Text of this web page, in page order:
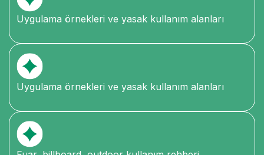
Uygulama örnekleri ve yasak kullanım alanları
Uygulama örnekleri ve yasak kullanım alanları